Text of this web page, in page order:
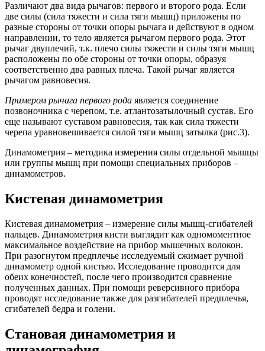
Различают два вида рычагов: первого и второго рода. Если
две силы (сила тяжести и сила тяги мышц) приложены по
разные стороны от точки опоры рычага и действуют в одном
направлении, то тело является рычагом первого рода. Этот
рычаг двуплечий, т.к. плечо силы тяжести и силы тяги мышц
расположены по обе стороны от точки опоры, образуя
соответственно два равных плеча. Такой рычаг является
рычагом равновесия.
Примером рычага первого рода является соединение
позвоночника с черепом, т.е. атлантозатылочный сустав. Его
еще называют суставом равновесия, так как сила тяжести
черепа уравновешивается силой тяги мышц затылка (рис.3).
Динамометрия – методика измерения силы отдельной мышцы
или группы мышц при помощи специальных приборов –
динамометров.
Кистевая динамометрия
Кистевая динамометрия – измерение силы мышц-сгибателей
пальцев. Динамометрия кисти выглядит как одномоментное
максимальное воздействие на прибор мышечных волокон.
При разогнутом предплечье исследуемый сжимает ручной
динамометр одной кистью. Исследование проводится для
обеих конечностей, после чего производится сравнение
полученных данных. При помощи реверсивного прибора
проводят исследование также для разгибателей предплечья,
сгибателей бедра и голени.
Становая динамометрия и